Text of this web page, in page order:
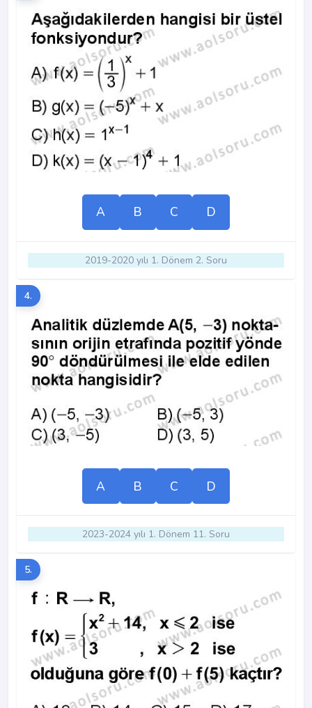
A B C D
2019-2020 yılı 1. Dönem 2. Soru
4.
A B C D
2023-2024 yılı 1. Dönem 11. Soru
5.